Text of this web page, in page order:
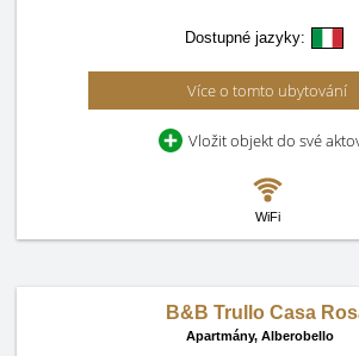
Dostupné jazyky:
Více o tomto ubytování
Vložit objekt do své
WiFi
B&B Trullo Casa
Apartmány, Alberobello